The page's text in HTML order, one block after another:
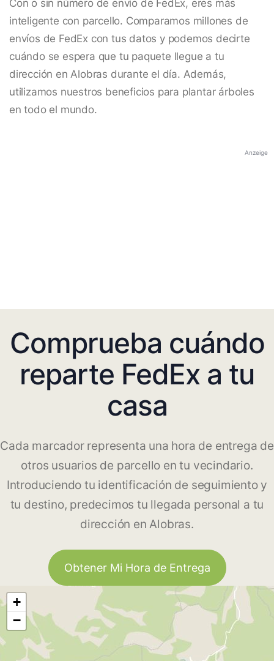
Con o sin número de envío de FedEx, eres más
inteligente con parcello. Comparamos millones de
envíos de FedEx con tus datos y podemos decirte
cuándo se espera que tu paquete llegue a tu
dirección en Alobras durante el día. Además,
utilizamos nuestros beneficios para plantar árboles
en todo el mundo.
Anzeige
Comprueba cuándo
reparte FedEx a tu
casa
Cada marcador representa una hora de entrega de
otros usuarios de parcello en tu vecindario.
Introduciendo tu identificación de seguimiento y
tu destino, predecimos tu llegada personal a tu
dirección en Alobras.
Obtener Mi Hora de Entrega
+
−